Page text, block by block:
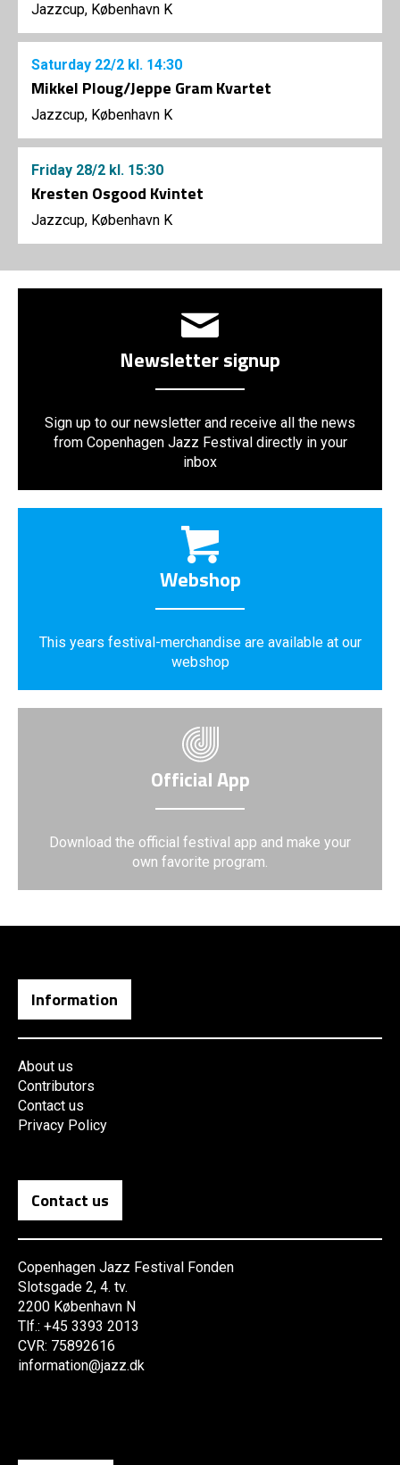
Jazzcup, København K
Saturday 22/2 kl. 14:30
Mikkel Ploug/Jeppe Gram Kvartet
Jazzcup, København K
Friday 28/2 kl. 15:30
Kresten Osgood Kvintet
Jazzcup, København K
Newsletter signup
Sign up to our newsletter and receive all the news
from Copenhagen Jazz Festival directly in your
inbox
Webshop
This years festival-merchandise are available at our
webshop
Official App
Download the official festival app and make your
own favorite program.
Information
About us
Contributors
Contact us
Privacy Policy
Contact us
Copenhagen Jazz Festival Fonden
Slotsgade 2, 4. tv.
2200 København N
Tlf.: +45 3393 2013
CVR: 75892616
information@jazz.dk